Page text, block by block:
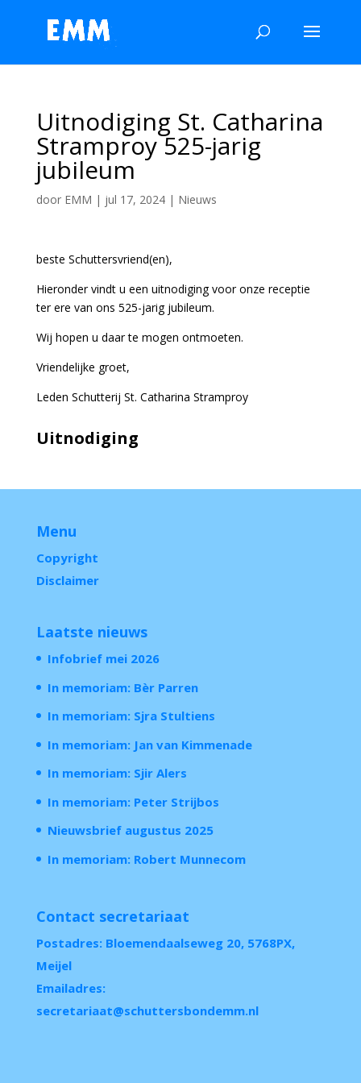
Uitnodiging St. Catharina
Stramproy 525-jarig
jubileum
door EMM | jul 17, 2024| Nieuws
beste Schuttersvriend(en),
Hieronder vindt u een uitnodiging voor onze receptie
ter ere van ons 525-jarig jubileum.
Wij hopen u daar te mogen ontmoeten.
Vriendelijke groet,
Leden Schutterij St. Catharina Stramproy
Uitnodiging
Menu
Copyright
Disclaimer
Laatste nieuws
Infobrief mei 2026
In memoriam: Bèr Parren
In memoriam: Sjra Stultiens
In memoriam: Jan van Kimmenade
In memoriam: Sjir Alers
In memoriam: Peter Strijbos
Nieuwsbrief augustus 2025
In memoriam: Robert Munnecom
Contact secretariaat
Postadres: Bloemendaalseweg 20, 5768PX,
Meijel
Emailadres:
secretariaat@schuttersbondemm.nl